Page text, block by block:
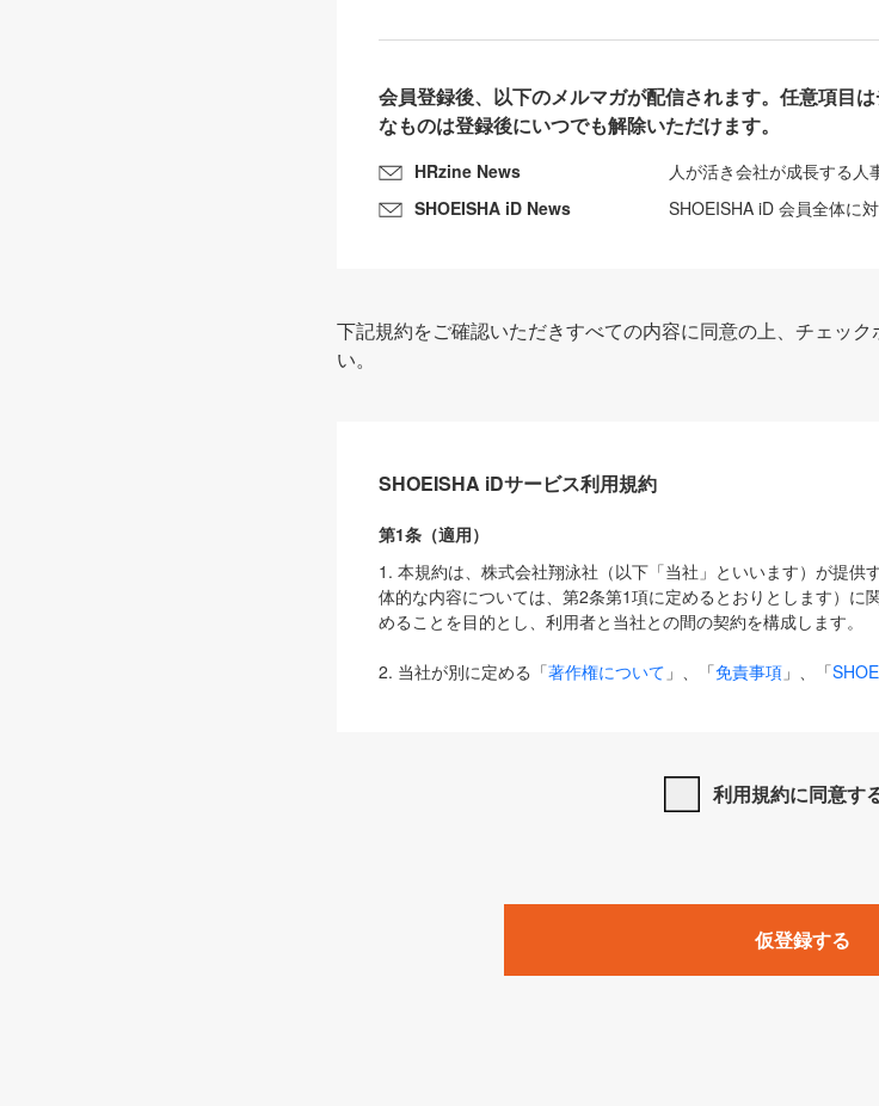
会員登録後、以下のメルマガが配信されます。任意項目
なものは登録後にいつでも解除いただけます。
HRzine News
人が活き会社が成長する人
SHOEISHA iD News
SHOEISHA iD 会員全体に
下記規約をご確認いただきすべての内容に同意の上、チェッ
い。
SHOEISHA iDサービス利用規約
第1条（適用）
1. 本規約は、株式会社翔泳社（以下「当社」といいます）が提供
体的な内容については、第2条第1項に定めるとおりとします）に
めることを目的とし、利用者と当社との間の契約を構成します。
2. 当社が別に定める「著作権について 」、「免責事項 」、「
は、本規約の規定が優先して適用されるものとします。
1. 「本サービス」とは、当社が提供する以下のサービス（名称や
みます）及びこれらサービスに関連して当社が実施するイベント
「SEBook」「SEShop」「CodeZine」「MarkeZine」「
利用規約に同意す
仮登録する